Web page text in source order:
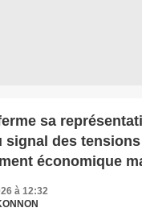
sa
signal des
économique
à 12:32